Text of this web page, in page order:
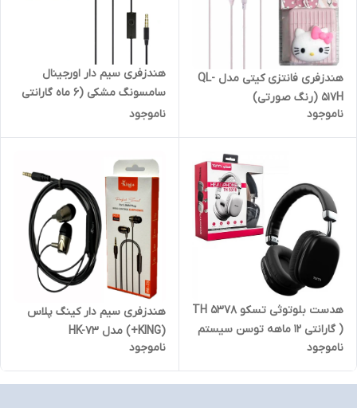
هندزفری فانتزی کیتی مدل QL-
517H (رنگ صورتی)
ناموجود
هندزفری سیم دار اورجینال
سامسونگ مشکی (6 ماه گارانتی
پارتیان )
ناموجود
هدست بلوتوثی تسکو TH 5378
( گارانتی 12 ماهه توسن سیستم
شرق)
ناموجود
هندزفری سیم دار کینگ پلاس
(KING+) مدل HK-73
ناموجود